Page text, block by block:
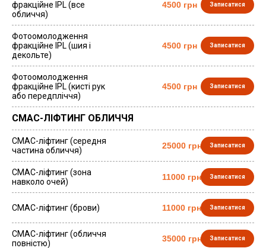
фракційне IPL (все
обличчя)
4500 грн Записатися
Фотоомолодження
фракційне IPL (шия і
декольте)
4500 грн Записатися
Фотоомолодження
фракційне IPL (кисті рук
або передпліччя)
4500 грн Записатися
СМАС-ЛІФТИНГ ОБЛИЧЧЯ
СМАС-ліфтинг (середня
частина обличчя)
25000 грн Записатися
СМАС-ліфтинг (зона
навколо очей)
11000 грн Записатися
СМАС-ліфтинг (брови) 11000 грн Записатися
СМАС-ліфтинг (обличчя
повністю)
35000 грн Записатися